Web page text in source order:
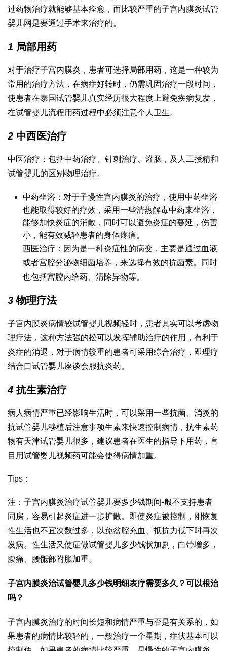
过药物治疗就能够基本痊愈，而比较严重的子宫内膜炎试管
婴儿网 是要通过手术来治疗的。
1 局部用药
对于治疗子宫内膜炎，患者可选择局部用药，这是一种较为
常用的治疗方法，在病症好转时，仍需巩固治疗一段时间，
使患者在泰国试管婴儿真实经历很大程度上避免疾病复发，
在试管婴儿流程用药过程中必须注意个人卫生。
2 中西医治疗
中医治疗：包括中药治疗、针刺治疗、灌肠，及 人工授精和
试管婴儿的区别 物理治疗。
中药坐浴：对于子慢性宫内膜炎的治疗，使用中药坐浴
也能取得较好的疗效，采用一些清热解毒中药来坐浴，
能够加快炎症的消散，同时可以避免炎症的蔓延，伤害
小，能有效减轻患者的身体疼痛。
西医治疗：因为是一种炎症性的病变，主要是通过血液
或者宫腔分泌物细菌培养，来选择有效的抗菌素。同时
也包括宫腔内给药、清除异物等。
3 物理疗法
子宫内膜炎病情较试管婴儿视频轻时，患者其实可以考虑物
理疗法，这种方法强的松可以发挥辅助治疗的作用，有利于
炎症的消退，对于病情较重的患者可采用综合治疗，即理疗
结合口试管婴儿座谈会服抗炎药。
4 抗生素治疗
病人病情严重已经影响生活时，可以采用一些抗菌、消炎的
抗试管婴儿移植后注意事项生素来快速控制病情，抗生素药
物有天津试管婴儿很多，建议患者在医生的指导下用药，盲
目用试管婴儿视频药可能会使得病情加重。
Tips：
注：子宫内膜炎治疗试管婴儿要多少钱期间-般不支持患者
同房，容易引起炎症进一步扩散。即使炎症被控制，刚恢复
性生活也不宜次数过多，以免盆腔充血、抵抗力低下时再次
发病。性生活又使症做试管婴儿多少钱状加剧，白带增多，
腹痛、腰骶部附胀加重。
子宫内膜炎治试管婴儿多少钱明细表疗需要多久？可以根治
吗？
子宫内膜炎治疗的时间长短和病情严重与否是有关系的，如
果患者的病情比较轻的，一般治疗一个星期，症状基本可以